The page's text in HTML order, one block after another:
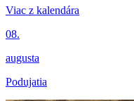
Viac z kalendára
08.
augusta
Podujatia